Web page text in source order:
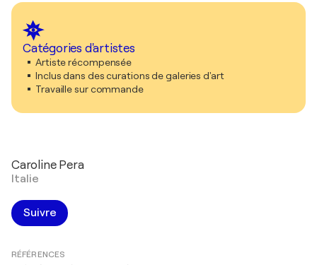
Catégories d'artistes
Artiste récompensée
Inclus dans des curations de galeries d'art
Travaille sur commande
Caroline Pera
Italie
Suivre
RÉFÉRENCES